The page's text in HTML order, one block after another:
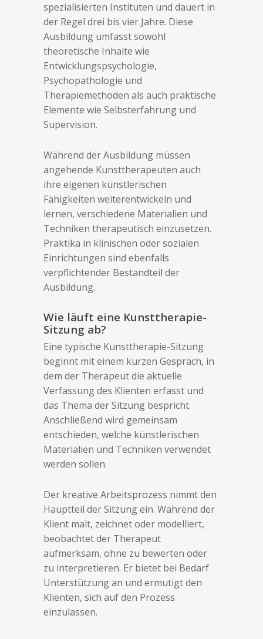
spezialisierten Instituten und dauert in
der Regel drei bis vier Jahre. Diese
Ausbildung umfasst sowohl
theoretische Inhalte wie
Entwicklungspsychologie,
Psychopathologie und
Therapiemethoden als auch praktische
Elemente wie Selbsterfahrung und
Supervision.
Während der Ausbildung müssen
angehende Kunsttherapeuten auch
ihre eigenen künstlerischen
Fähigkeiten weiterentwickeln und
lernen, verschiedene Materialien und
Techniken therapeutisch einzusetzen.
Praktika in klinischen oder sozialen
Einrichtungen sind ebenfalls
verpflichtender Bestandteil der
Ausbildung.
Wie läuft eine Kunsttherapie-
Sitzung ab?
Eine typische Kunsttherapie-Sitzung
beginnt mit einem kurzen Gespräch, in
dem der Therapeut die aktuelle
Verfassung des Klienten erfasst und
das Thema der Sitzung bespricht.
Anschließend wird gemeinsam
entschieden, welche künstlerischen
Materialien und Techniken verwendet
werden sollen.
Der kreative Arbeitsprozess nimmt den
Hauptteil der Sitzung ein. Während der
Klient malt, zeichnet oder modelliert,
beobachtet der Therapeut
aufmerksam, ohne zu bewerten oder
zu interpretieren. Er bietet bei Bedarf
Unterstützung an und ermutigt den
Klienten, sich auf den Prozess
einzulassen.